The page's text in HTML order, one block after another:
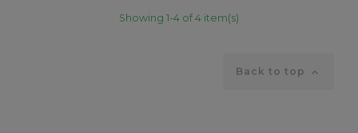
Showing 1-4 of 4 item(s)
Back to top 